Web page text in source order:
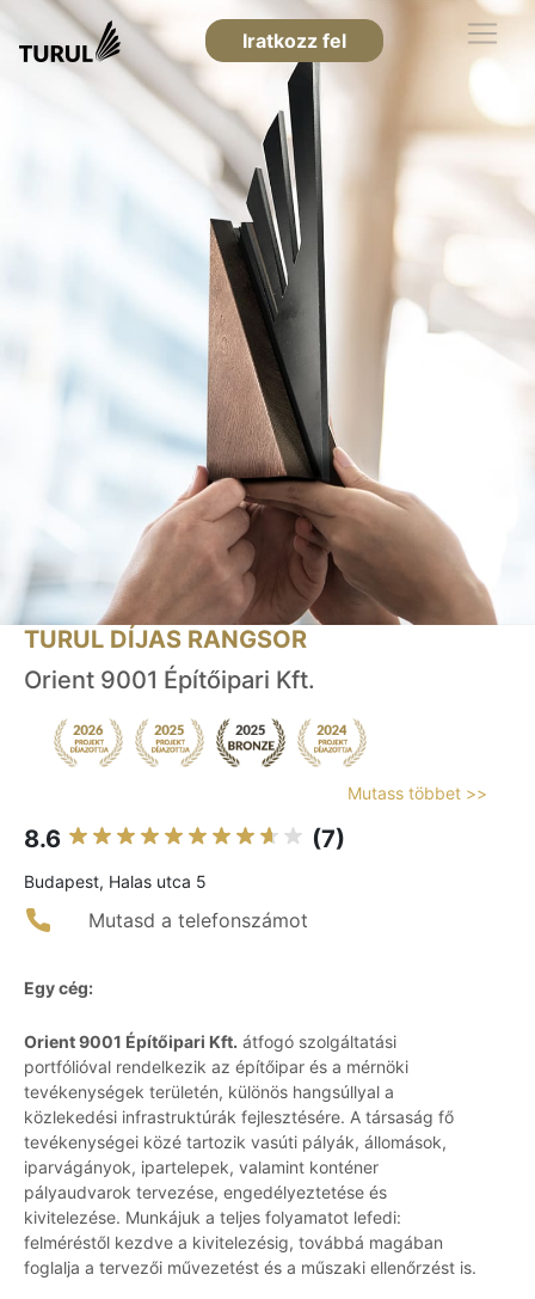
Iratkozz fel
TURUL DÍJAS RANGSOR
Orient 9001 Építőipari Kft.
Mutass többet >>
8.6 (7)
Budapest, Halas utca 5
Mutasd a telefonszámot
Egy cég:
Orient 9001 Építőipari Kft. átfogó szolgáltatási
portfólióval rendelkezik az építőipar és a mérnöki
tevékenységek területén, különös hangsúllyal a
közlekedési infrastruktúrák fejlesztésére. A társaság fő
tevékenységei közé tartozik vasúti pályák, állomások,
iparvágányok, ipartelepek, valamint konténer
pályaudvarok tervezése, engedélyeztetése és
kivitelezése. Munkájuk a teljes folyamatot lefedi:
felméréstől kezdve a kivitelezésig, továbbá magában
foglalja a tervezői művezetést és a műszaki ellenőrzést is.